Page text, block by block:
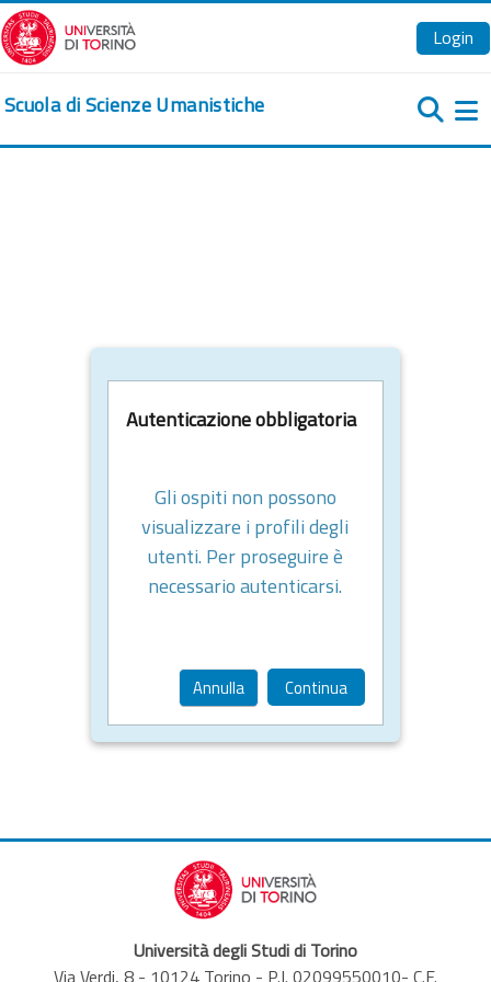
Vai al contenuto principale
Login
Scuola di Scienze Umanistiche
Autenticazione obbligatoria
Gli ospiti non possono
visualizzare i profili degli
utenti. Per proseguire è
necessario autenticarsi.
Annulla Continua
Università degli Studi di Torino
Via Verdi, 8 - 10124 Torino - P.I. 02099550010- C.F.